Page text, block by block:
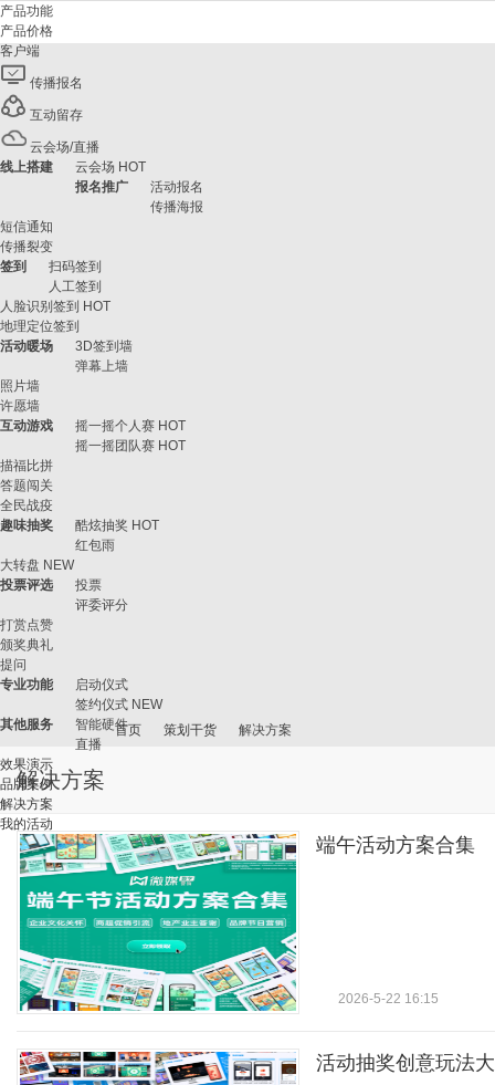
产品功能
产品价格
客户端
传播报名
互动留存
云会场/直播
线上搭建
云会场 HOT
报名推广
活动报名
传播海报
短信通知
传播裂变
签到
扫码签到
人工签到
人脸识别签到 HOT
地理定位签到
活动暖场
3D签到墙
弹幕上墙
照片墙
许愿墙
互动游戏
摇一摇个人赛 HOT
摇一摇团队赛 HOT
描福比拼
答题闯关
全民战疫
趣味抽奖
酷炫抽奖 HOT
红包雨
大转盘 NEW
投票评选
投票
评委评分
打赏点赞
颁奖典礼
提问
专业功能
启动仪式
签约仪式 NEW
其他服务
智能硬件
直播
效果演示
品牌案例
解决方案
我的活动
首页 策划干货 解决方案
解决方案
端午活动方案合集
2026-5-22 16:15
活动抽奖创意玩法